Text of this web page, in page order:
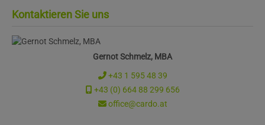
Kontaktieren Sie uns
Gernot Schmelz, MBA
+43 1 595 48 39
+43 (0) 664 88 299 656
office@cardo.at